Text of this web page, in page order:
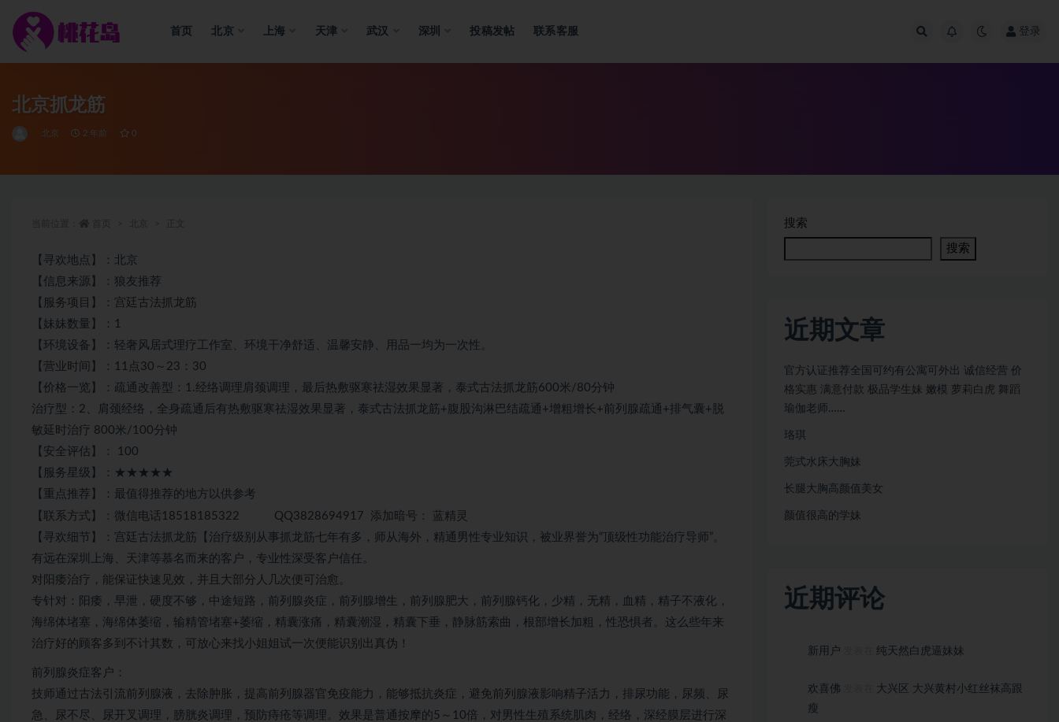
首页 北京 上海 天津 武汉 深圳 投稿发帖 联系客服 登录
北京抓龙筋
北京 2 年前 0
【寻欢地点】：北京
【信息来源】：狼友推荐
【服务项目】：宫廷古法抓龙筋
【妹妹数量】：1
【环境设备】：轻奢风居式理疗工作室、环境干净舒适、温馨安静、用品一均为一次性。
【营业时间】：11点30～23：30
【价格一览】：疏通改善型：1.经络调理肩颈调理，最后热敷驱寒祛湿效果显著，泰式古法抓龙筋600米/80分钟
治疗型：2、肩颈经络，全身疏通后有热敷驱寒祛湿效果显著，泰式古法抓龙筋+腹股沟淋巴结疏通+增粗增长+前列腺疏通+排气囊+脱
敏延时治疗 800米/100分钟
【安全评估】： 100
【服务星级】：★★★★★
【重点推荐】：最值得推荐的地方以供参考
【联系方式】：微信电话18518185322 QQ3828694917 添加暗号： 蓝精灵
【寻欢细节】：宫廷古法抓龙筋【治疗级别从事抓龙筋七年有多，师从海外，精通男性专业知识，被业界誉为“顶级性功能治疗导师”。
有远在深圳上海、天津等慕名而来的客户，专业性深受客户信任。
对阳痿治疗，能保证快速见效，并且大部分人几次便可治愈。
专针对：阳痿，早泄，硬度不够，中途短路，前列腺炎症，前列腺增生，前列腺肥大，前列腺钙化，少精，无精，血精，精子不液化，
海绵体堵塞，海绵体萎缩，输精管堵塞+萎缩，精囊涨痛，精囊潮湿，精囊下垂，静脉筋索曲，根部增长加粗，性恐惧者。这么些年来
治疗好的顾客多到不计其数，可放心来找小姐姐试一次便能识别出真伪！
前列腺炎症客户：
技师通过古法引流前列腺液，去除肿胀，提高前列腺器官免疫能力，能够抵抗炎症，避免前列腺液影响精子活力，排尿功能，尿频、尿
急、尿不尽、尿开叉调理，膀胱炎调理，预防痔疮等调理。效果是普通按摩的5～10倍，对男性生殖系统肌肉，经络，深经膜层进行深
搜索
搜索
近期文章
官方认证推荐全国可约有公寓可外出 诚信经营 价
格实惠 满意付款 极品学生妹 嫩模 萝莉白虎 舞蹈
瑜伽老师……
珞琪
莞式水床大胸妹
长腿大胸高颜值美女
颜值很⾼的学妹
近期评论
新用户 发表在纯天然白虎逼妹妹
欢喜佛
大兴区 大兴黄村小红丝袜高跟
瘦